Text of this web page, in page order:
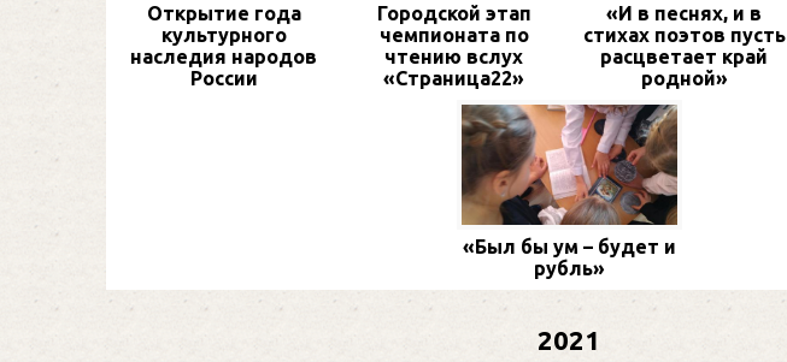
Открытие года
культурного
наследия народов
России
Городской этап
чемпионата по
чтению вслух
«Страница22»
«И в песнях, и в
стихах поэтов пусть
расцветает край
родной»
«Был бы ум – будет и
рубль»
2021